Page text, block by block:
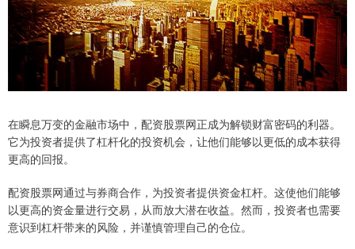
在瞬息万变的金融市场中，配资股票网正成为解锁财富密码的利器。
它为投资者提供了杠杆化的投资机会，让他们能够以更低的成本获得
更高的回报。
配资股票网通过与券商合作，为投资者提供资金杠杆。这使他们能够
以更高的资金量进行交易，从而放大潜在收益。然而，投资者也需要
意识到杠杆带来的风险，并谨慎管理自己的仓位。